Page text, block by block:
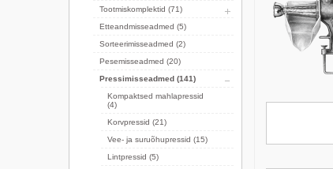
Tootmiskomplektid (71)
Etteandmisseadmed (5)
Sorteerimisseadmed (2)
Pesemisseadmed (20)
Pressimisseadmed (141)
Kompaktsed mahlapressid
(4)
Korvpressid (21)
Vee- ja suruõhupressid (15)
Lintpressid (5)